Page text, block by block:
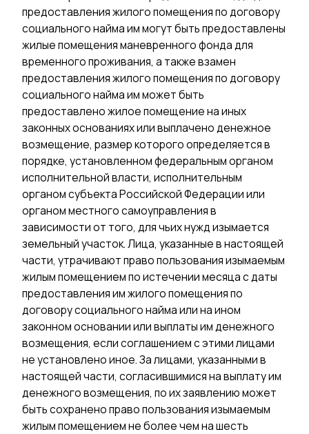
предоставления жилого помещения по договору
социального найма им могут быть предоставлены
жилые помещения маневренного фонда для
временного проживания, а также взамен
предоставления жилого помещения по договору
социального найма им может быть
предоставлено жилое помещение на иных
законных основаниях или выплачено денежное
возмещение, размер которого определяется в
порядке, установленном федеральным органом
исполнительной власти, исполнительным
органом субъекта Российской Федерации или
органом местного самоуправления в
зависимости от того, для чьих нужд изымается
земельный участок. Лица, указанные в настоящей
части, утрачивают право пользования изымаемым
жилым помещением по истечении месяца с даты
предоставления им жилого помещения по
договору социального найма или на ином
законном основании или выплаты им денежного
возмещения, если соглашением с этими лицами
не установлено иное. За лицами, указанными в
настоящей части, согласившимися на выплату им
денежного возмещения, по их заявлению может
быть сохранено право пользования изымаемым
жилым помещением не более чем на шесть